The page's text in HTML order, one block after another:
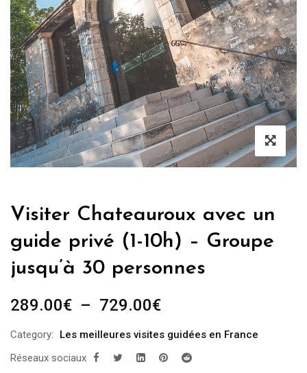
Visiter Chateauroux avec un
guide privé (1-10h) – Groupe
jusqu’à 30 personnes
289.00€ – 729.00€Plage
prix :
289.00€
Category:
Les meilleures visites guidées en France
Réseaux sociaux